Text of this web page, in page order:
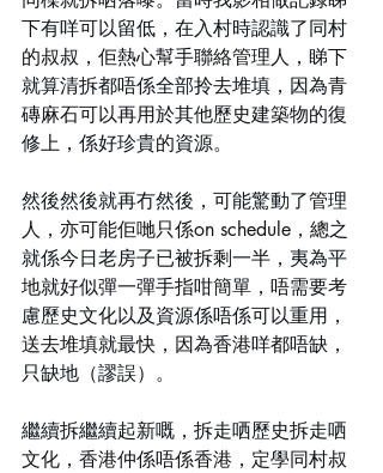
下有咩可以留低，在入村時認識了同村
的叔叔，佢熱心幫手聯絡管理人，睇下
就算清拆都唔係全部拎去堆填，因為青
磚麻石可以再用於其他歷史建築物的復
修上，係好珍貴的資源。
然後然後就再冇然後，可能驚動了管理
人，亦可能佢哋只係on schedule，總之
就係今日老房子已被拆剩一半，夷為平
地就好似彈一彈手指咁簡單，唔需要考
慮歷史文化以及資源係唔係可以重用，
送去堆填就最快，因為香港咩都唔缺，
只缺地（謬誤）。
繼續拆繼續起新嘅，拆走哂歷史拆走哂
文化，香港仲係唔係香港，定學同村叔